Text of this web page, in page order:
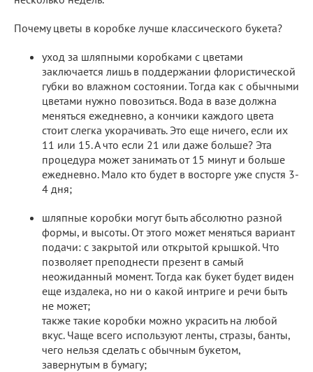
Почему цветы в коробке лучше классического букета?
уход за шляпными коробками с цветами
заключается лишь в поддержании флористической
губки во влажном состоянии. Тогда как с обычными
цветами нужно повозиться. Вода в вазе должна
меняться ежедневно, а кончики каждого цвета
стоит слегка укорачивать. Это еще ничего, если их
11 или 15. А что если 21 или даже больше? Эта
процедура может занимать от 15 минут и больше
ежедневно. Мало кто будет в восторге уже спустя 3-
4 дня;
шляпные коробки могут быть абсолютно разной
формы, и высоты. От этого может меняться вариант
подачи: с закрытой или открытой крышкой. Что
позволяет преподнести презент в самый
неожиданный момент. Тогда как букет будет виден
еще издалека, но ни о какой интриге и речи быть
не может;
также такие коробки можно украсить на любой
вкус. Чаще всего используют ленты, стразы, банты,
чего нельзя сделать с обычным букетом,
завернутым в бумагу;